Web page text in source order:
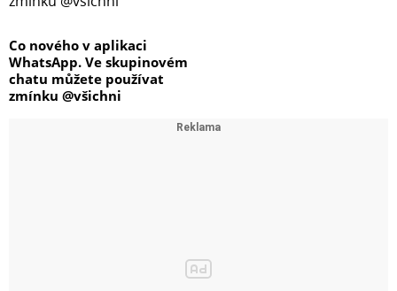
Co nového v aplikaci
WhatsApp. Ve skupinovém
chatu můžete používat
zmínku @všichni